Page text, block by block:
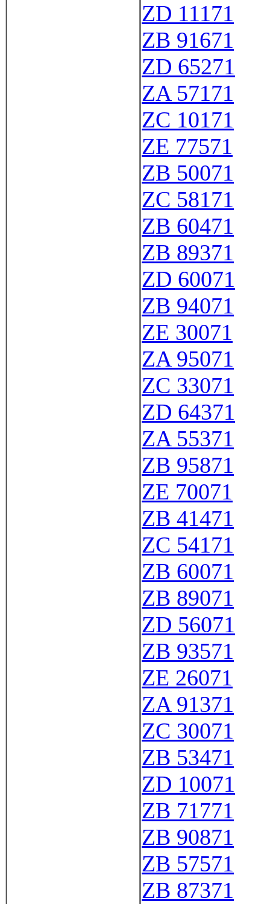
ZD 11171
ZB 91671
ZD 65271
ZA 57171
ZC 10171
ZE 77571
ZB 50071
ZC 58171
ZB 60471
ZB 89371
ZD 60071
ZB 94071
ZE 30071
ZA 95071
ZC 33071
ZD 64371
ZA 55371
ZB 95871
ZE 70071
ZB 41471
ZC 54171
ZB 60071
ZB 89071
ZD 56071
ZB 93571
ZE 26071
ZA 91371
ZC 30071
ZB 53471
ZD 10071
ZB 71771
ZB 90871
ZB 57571
ZB 87371